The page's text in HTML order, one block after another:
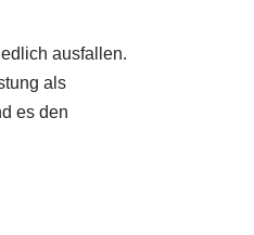
ausfallen.
als
es den